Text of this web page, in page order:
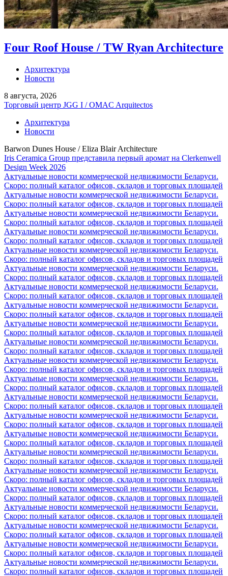
Four Roof House / TW Ryan Architecture
Архитектура
Новости
8 августа, 2026
Торговый центр JGG I / OMAC Arquitectos
Архитектура
Новости
Barwon Dunes House / Eliza Blair Architecture
Iris Ceramica Group представила первый аромат на Clerkenwell
Design Week 2026
Актуальные новости коммерческой недвижимости Беларуси.
Скоро: полный каталог офисов, складов и торговых площадей
Актуальные новости коммерческой недвижимости Беларуси.
Скоро: полный каталог офисов, складов и торговых площадей
Актуальные новости коммерческой недвижимости Беларуси.
Скоро: полный каталог офисов, складов и торговых площадей
Актуальные новости коммерческой недвижимости Беларуси.
Скоро: полный каталог офисов, складов и торговых площадей
Актуальные новости коммерческой недвижимости Беларуси.
Скоро: полный каталог офисов, складов и торговых площадей
Актуальные новости коммерческой недвижимости Беларуси.
Скоро: полный каталог офисов, складов и торговых площадей
Актуальные новости коммерческой недвижимости Беларуси.
Скоро: полный каталог офисов, складов и торговых площадей
Актуальные новости коммерческой недвижимости Беларуси.
Скоро: полный каталог офисов, складов и торговых площадей
Актуальные новости коммерческой недвижимости Беларуси.
Скоро: полный каталог офисов, складов и торговых площадей
Актуальные новости коммерческой недвижимости Беларуси.
Скоро: полный каталог офисов, складов и торговых площадей
Актуальные новости коммерческой недвижимости Беларуси.
Скоро: полный каталог офисов, складов и торговых площадей
Актуальные новости коммерческой недвижимости Беларуси.
Скоро: полный каталог офисов, складов и торговых площадей
Актуальные новости коммерческой недвижимости Беларуси.
Скоро: полный каталог офисов, складов и торговых площадей
Актуальные новости коммерческой недвижимости Беларуси.
Скоро: полный каталог офисов, складов и торговых площадей
Актуальные новости коммерческой недвижимости Беларуси.
Скоро: полный каталог офисов, складов и торговых площадей
Актуальные новости коммерческой недвижимости Беларуси.
Скоро: полный каталог офисов, складов и торговых площадей
Актуальные новости коммерческой недвижимости Беларуси.
Скоро: полный каталог офисов, складов и торговых площадей
Актуальные новости коммерческой недвижимости Беларуси.
Скоро: полный каталог офисов, складов и торговых площадей
Актуальные новости коммерческой недвижимости Беларуси.
Скоро: полный каталог офисов, складов и торговых площадей
Актуальные новости коммерческой недвижимости Беларуси.
Скоро: полный каталог офисов, складов и торговых площадей
Актуальные новости коммерческой недвижимости Беларуси.
Скоро: полный каталог офисов, складов и торговых площадей
Актуальные новости коммерческой недвижимости Беларуси.
Скоро: полный каталог офисов, складов и торговых площадей